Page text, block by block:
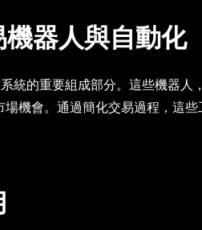
器人與自動化
統的重要組成部分。這些機器
機會。通過簡化交易過程，這